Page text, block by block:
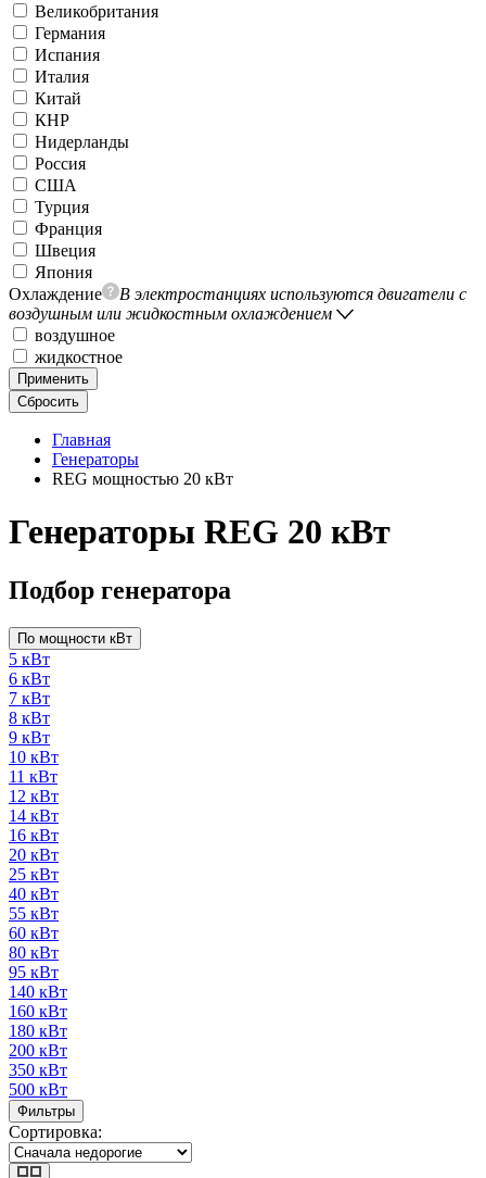
Великобритания
Германия
Испания
Италия
Китай
КНР
Нидерланды
Россия
США
Турция
Франция
Швеция
Япония
Охлаждение
В электростанциях используются двигатели с
воздушным или жидкостным охлаждением
воздушное
жидкостное
Применить
Сбросить
Главная
Генераторы
REG мощностью 20 кВт
Генераторы REG 20 кВт
Подбор генератора
По мощности кВт
5 кВт
6 кВт
7 кВт
8 кВт
9 кВт
10 кВт
11 кВт
12 кВт
14 кВт
16 кВт
20 кВт
25 кВт
40 кВт
55 кВт
60 кВт
80 кВт
95 кВт
140 кВт
160 кВт
180 кВт
200 кВт
350 кВт
500 кВт
Фильтры
Сортировка: